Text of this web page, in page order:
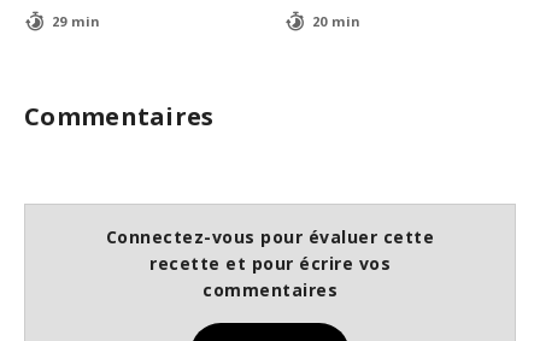
29 min 20 min
Commentaires
Connectez-vous pour évaluer cette
recette et pour écrire vos
commentaires